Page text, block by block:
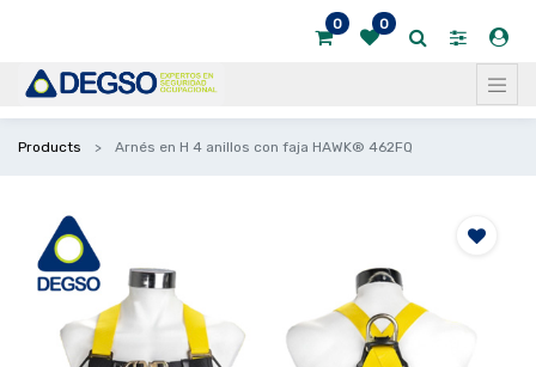
0 0
Products Arnés en H 4 anillos con faja HAWK® 462FQ